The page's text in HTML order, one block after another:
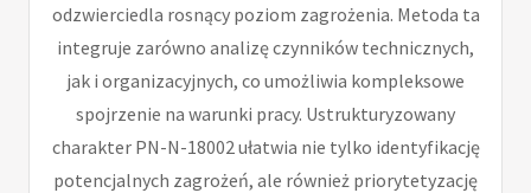
odzwierciedla rosnący poziom zagrożenia. Metoda ta
integruje zarówno analizę czynników technicznych,
jak i organizacyjnych, co umożliwia kompleksowe
spojrzenie na warunki pracy. Ustrukturyzowany
charakter PN-N-18002 ułatwia nie tylko identyfikację
potencjalnych zagrożeń, ale również priorytetyzację